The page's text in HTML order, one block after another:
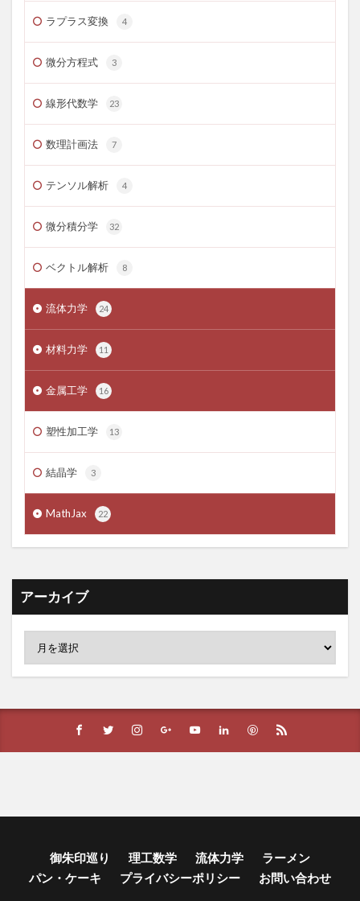
ラプラス変換 4
微分方程式 3
線形代数学 23
数理計画法 7
テンソル解析 4
微分積分学 32
ベクトル解析 8
流体力学 24
材料力学 11
金属工学 16
塑性加工学 13
結晶学 3
MathJax 22
アーカイブ
御朱印巡り 理工数学 流体力学
ラーメン
パン・ケーキ
プライバシーポリシー お問い合わせ